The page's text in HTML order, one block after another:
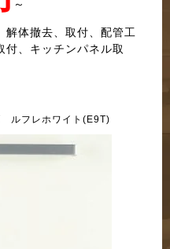
～
体撤去、取付、配管工
付、キッチンパネル取
ルフレホワイト(E9T)